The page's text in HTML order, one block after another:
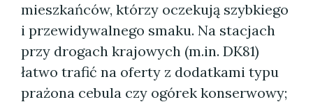
mieszkańców, którzy oczekują szybkiego
i przewidywalnego smaku. Na stacjach
przy drogach krajowych (m.in. DK81)
łatwo trafić na oferty z dodatkami typu
prażona cebula czy ogórek konserwowy;